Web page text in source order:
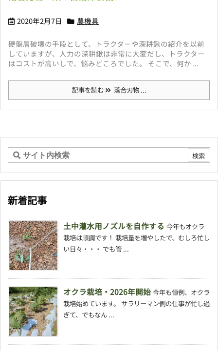
2020年2月7日 農機具
硬盤層破壊の手段として、トラクターや深耕鍬の紹介を以前
していますが、人力の深耕鍬は非常に大変だし、トラクター
はコストが高いしで、悩みどころでした。 そこで、何か ...
記事を読む 落合刃物 ...
新着記事
土中灌水用ノズルを自作する 今年もオクラ
栽培は順調です！ 栽培量を増やしたで、むしろ忙し
い日々・・・ でも管 ...
オクラ栽培・2026年開始 今年も恒例、オクラ
栽培始めています。 サラリーマン側の仕事が忙し過
ぎて、でもなん ...